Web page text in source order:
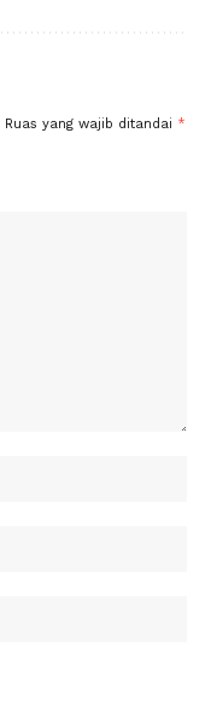
Ruas yang wajib ditandai *